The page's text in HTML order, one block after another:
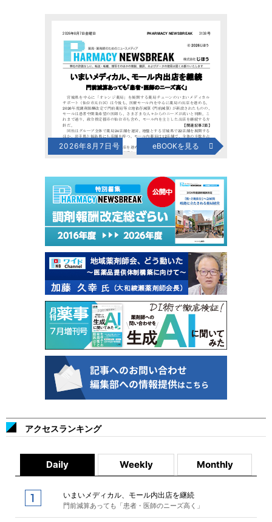
2026年8月7日号 eBOOKを見る
アクセスランキング
Daily Weekly Monthly
いまいメディカル、モール内出店を継続
門前減算あっても「患者・医師のニーズ高く」